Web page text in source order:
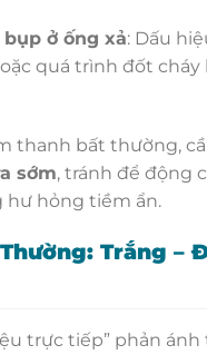
ở ống xả: Dấu
quá trình đốt
thanh bất thường,
sớm, tránh để động
hỏng tiềm ẩn.
Trắng –
trực tiếp” phản